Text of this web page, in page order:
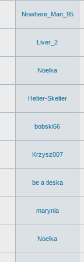
Nowhere_Man_95
Liver_2
Noelka
Helter-Skelter
bobski66
Krzysz007
be a tleska
marynia
Noelka